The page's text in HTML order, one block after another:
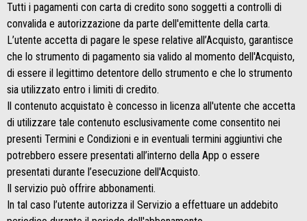
Tutti i pagamenti con carta di credito sono soggetti a controlli di
convalida e autorizzazione da parte dell'emittente della carta.
L’utente accetta di pagare le spese relative all’Acquisto, garantisce
che lo strumento di pagamento sia valido al momento dell'Acquisto,
di essere il legittimo detentore dello strumento e che lo strumento
sia utilizzato entro i limiti di credito.
Il contenuto acquistato è concesso in licenza all'utente che accetta
di utilizzare tale contenuto esclusivamente come consentito nei
presenti Termini e Condizioni e in eventuali termini aggiuntivi che
potrebbero essere presentati all’interno della App o essere
presentati durante l’esecuzione dell'Acquisto.
Il servizio può offrire abbonamenti.
In tal caso l’utente autorizza il Servizio a effettuare un addebito